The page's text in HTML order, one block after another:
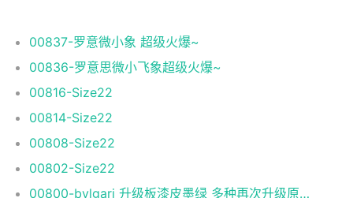
00837-罗意微小象 超级火爆~
00836-罗意思微小飞象超级火爆~
00816-Size22
00814-Size22
00808-Size22
00802-Size22
00800-bvlgari 升级板漆皮墨绿 多种再次升级原单顶